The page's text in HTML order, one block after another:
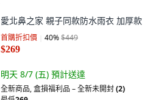
愛北鼻之家 親子同款防水雨衣 加厚款
首購折扣價 40%$449
$269
明天 8/7 (五) 預計送達
全新商品,盒損福利品 – 全新未開封(2)